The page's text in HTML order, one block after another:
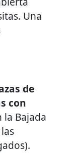
Una
de
con
la Bajada